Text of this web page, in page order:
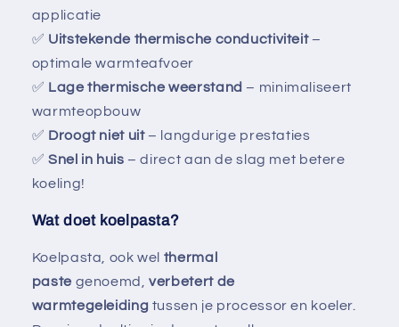
applicatie
✅ Uitstekende thermische conductiviteit–
optimale warmteafvoer
✅ Lage thermische weerstand – minimaliseert
warmteopbouw
✅ Droogt niet uit– langdurige prestaties
✅Snel in huis – direct aan de slag met betere
koeling!
Wat doet koelpasta?
Koelpasta, ook wel thermal
paste genoemd,verbetert de
warmtegeleiding tussen je processor en koeler.